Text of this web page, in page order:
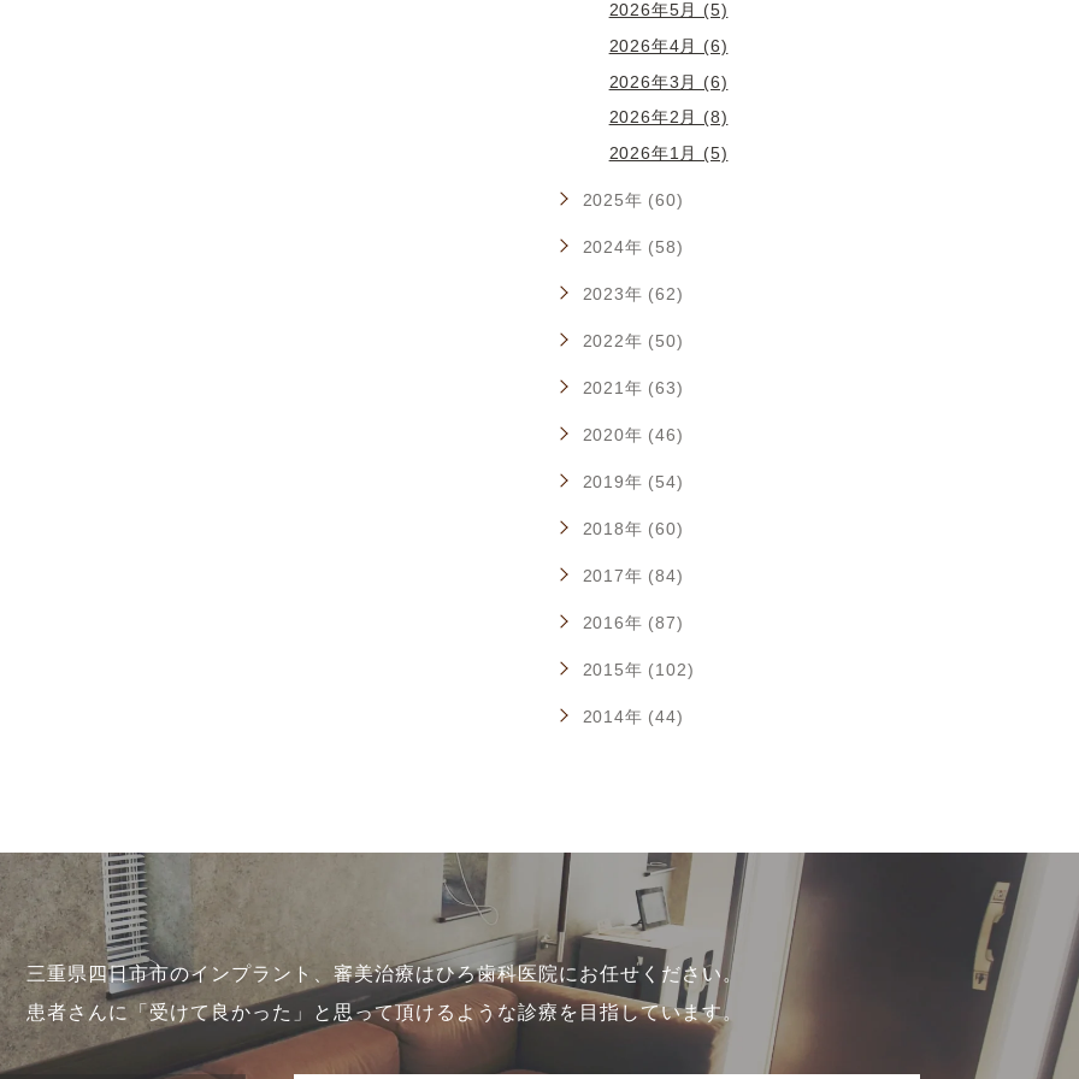
2026年5月 (5)
2026年4月 (6)
2026年3月 (6)
2026年2月 (8)
2026年1月 (5)
2025年 (60)
2024年 (58)
2023年 (62)
2022年 (50)
2021年 (63)
2020年 (46)
2019年 (54)
2018年 (60)
2017年 (84)
2016年 (87)
2015年 (102)
2014年 (44)
三重県四日市市のインプラント、審美治療はひろ歯科医院にお任せください。
患者さんに「受けて良かった」と思って頂けるような診療を目指しています。